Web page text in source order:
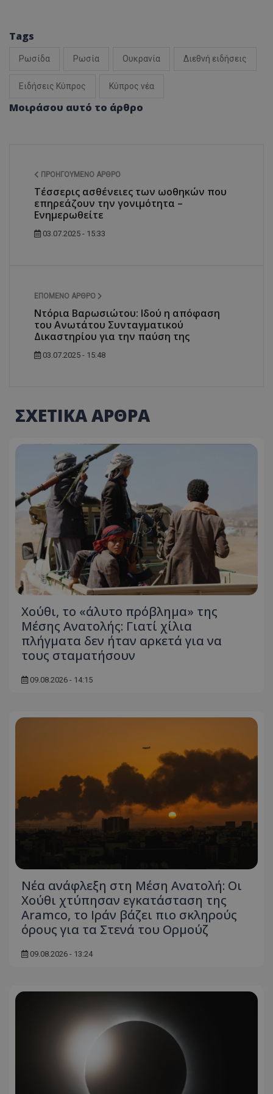
Tags
Ρωσίδα Ρωσία Ουκρανία Διεθνή ειδήσεις
Ειδήσεις Κύπρος Κύπρος νέα
Μοιράσου αυτό το άρθρο
ΠΡΟΗΓΟΎΜΕΝΟ ΆΡΘΡΟ
Τέσσερις ασθένειες των ωοθηκών που
επηρεάζουν την γονιμότητα –
Ενημερωθείτε
03.07.2025 - 15:33
ΕΠΌΜΕΝΟ ΆΡΘΡΟ
Ντόρια Βαρωσιώτου: Ιδού η απόφαση
του Ανωτάτου Συνταγματικού
Δικαστηρίου για την παύση της
03.07.2025 - 15:48
ΣΧΕΤΙΚΑ ΑΡΘΡΑ
Χούθι, το «άλυτο πρόβλημα» της
Μέσης Ανατολής: Γιατί χίλια
πλήγματα δεν ήταν αρκετά για να
τους σταματήσουν
09.08.2026 - 14:15
Νέα ανάφλεξη στη Μέση Ανατολή: Οι
Χούθι χτύπησαν εγκατάσταση της
Aramco, το Ιράν βάζει πιο σκληρούς
όρους για τα Στενά του Ορμούζ
09.08.2026 - 13:24